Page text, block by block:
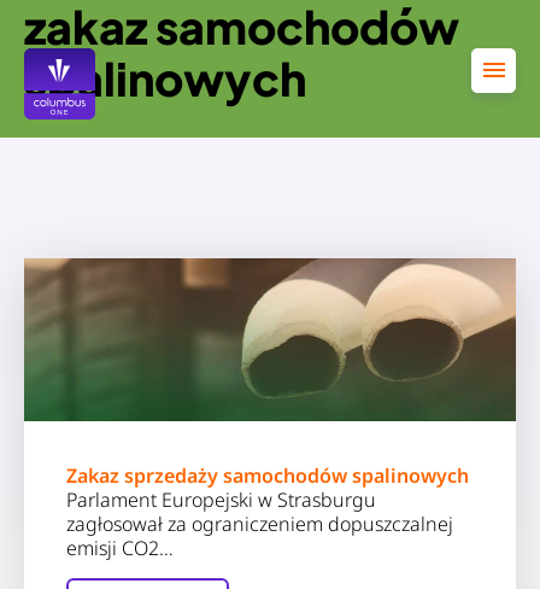
treści
zakaz samochodów
spalinowych
Zakaz sprzedaży samochodów spalinowych
Parlament Europejski w Strasburgu
zagłosował za ograniczeniem dopuszczalnej
emisji CO2…